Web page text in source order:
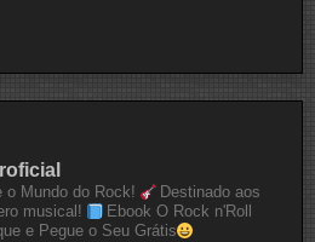
o Mundo do Rock!
Destinado aos
musical!
Ebook O Rock n'Roll
e Pegue o Seu Grátis